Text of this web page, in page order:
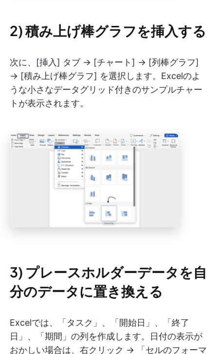
2) 積み上げ棒グラフを挿入する
次に、[挿入] タブ → [チャート] → [列棒グラフ]
→ [積み上げ棒グラフ] を選択します。Excelのよ
うな小さなデータグリッド付きのサンプルチャー
トが表示されます。
3) プレースホルダーデータを自
分のデータに置き換える
Excelでは、「タスク」、「開始日」、「終了
日」、「期間」の列を作成します。日付の表示が
おかしい場合は、右クリック → 「セルのフォーマ